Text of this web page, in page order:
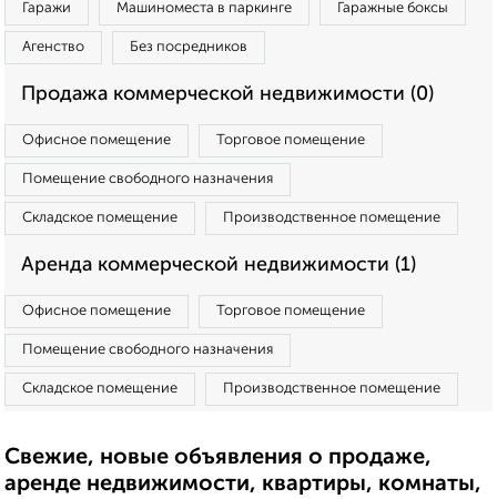
Гаражи Машиноместа в паркинге Гаражные боксы
Агенство Без посредников
Продажа коммерческой недвижимости (0)
Офисное помещение Торговое помещение
Помещение свободного назначения
Складское помещение Производственное помещение
Аренда коммерческой недвижимости (1)
Офисное помещение Торговое помещение
Помещение свободного назначения
Складское помещение Производственное помещение
Свежие, новые объявления о продаже,
аренде недвижимости, квартиры, комнаты,